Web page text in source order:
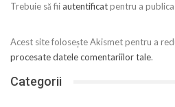
Trebuie să fii autentificatpentru a
Acest site folosește Akismet pentru a
procesate datele comentariilor tale.
Categorii